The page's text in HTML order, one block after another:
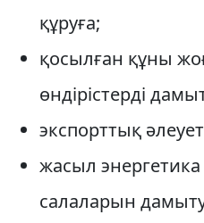
құруға;
қосылған құны
өндірістерді
экспорттық
жасыл
салаларын